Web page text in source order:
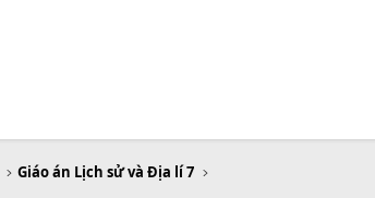
Giáo án Lịch sử và Địa lí 7